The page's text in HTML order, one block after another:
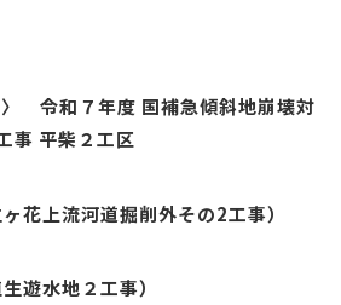
〉 令和７年度 国補急傾斜地崩壊対
事 平柴２工区
花上流河道掘削外その2工事）
遊水地２工事）